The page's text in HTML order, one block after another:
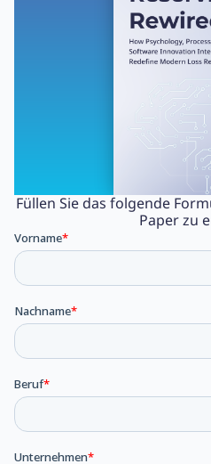
Füllen Sie das folgende
Paper zu